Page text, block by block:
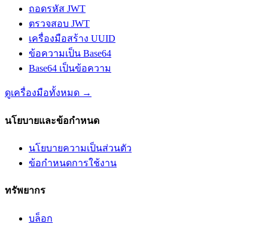
ถอดรหัส JWT
ตรวจสอบ JWT
เครื่องมือสร้าง UUID
ข้อความเป็น Base64
Base64 เป็นข้อความ
ดูเครื่องมือทั้งหมด →
นโยบายและข้อกำหนด
นโยบายความเป็นส่วนตัว
ข้อกำหนดการใช้งาน
ทรัพยากร
บล็อก